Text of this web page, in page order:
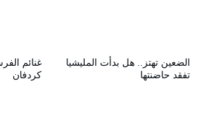
غنائم
كردفان
الضعين تهتز.. هل بدأت المليشيا
تفقد حاضنتها